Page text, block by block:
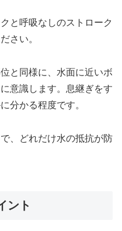
と呼吸なしのストローク
さい。
と同様に、水面に近いボ
意識します。息継ぎをす
分かる程度です。
、どれだけ水の抵抗が防
ント